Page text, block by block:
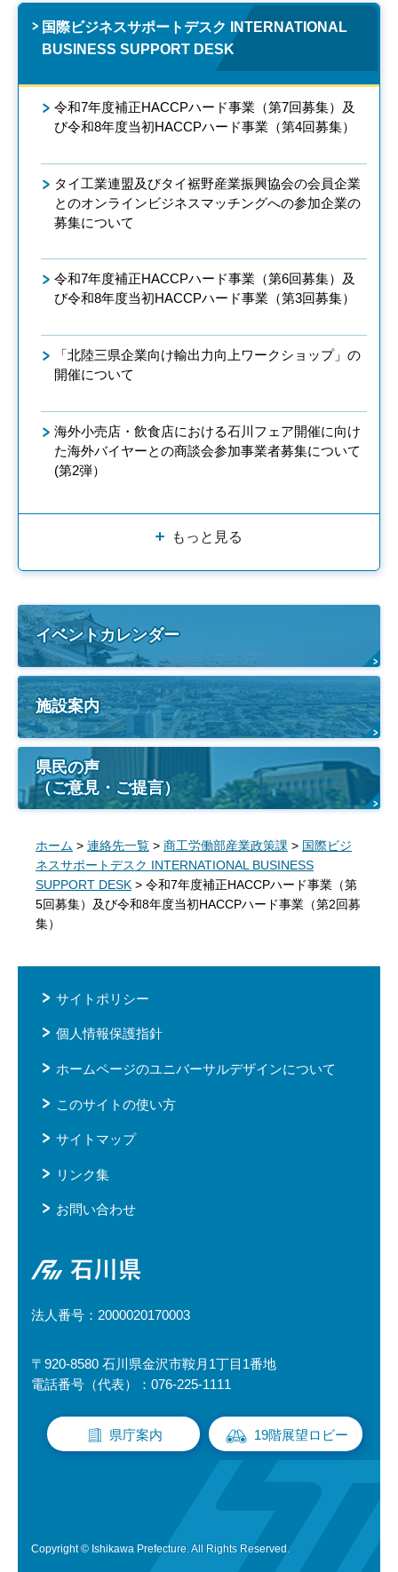
国際ビジネスサポートデスク INTERNATIONAL
BUSINESS SUPPORT DESK
令和7年度補正HACCPハード事業（第7回募集）及
び令和8年度当初HACCPハード事業（第4回募集）
タイ工業連盟及びタイ裾野産業振興協会の会員企業
とのオンラインビジネスマッチングへの参加企業の
募集について
令和7年度補正HACCPハード事業（第6回募集）及
び令和8年度当初HACCPハード事業（第3回募集）
「北陸三県企業向け輸出力向上ワークショップ」の
開催について
海外小売店・飲食店における石川フェア開催に向け
た海外バイヤーとの商談会参加事業者募集について
(第2弾）
もっと見る
イベントカレンダー
施設案内
県民の声
（ご意見・ご提言）
ホーム > 連絡先一覧 > 商工労働部産業政策課 > 国際ビジ
ネスサポートデスク INTERNATIONAL BUSINESS
SUPPORT DESK > 令和7年度補正HACCPハード事業（第
5回募集）及び令和8年度当初HACCPハード事業（第2回募
集）
サイトポリシー
個人情報保護指針
ホームページのユニバーサルデザインについて
このサイトの使い方
サイトマップ
リンク集
お問い合わせ
石川県
法人番号：2000020170003
〒920-8580 石川県金沢市鞍月1丁目1番地
電話番号（代表）：076-225-1111
県庁案内 19階展望ロビー
Copyright © Ishikawa Prefecture. All Rights Reserved.